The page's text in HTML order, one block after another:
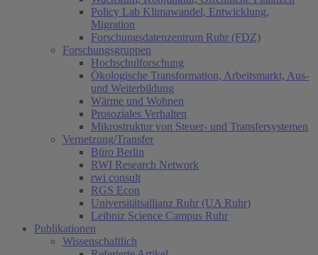
Policy Lab Klimawandel, Entwicklung,
Migration
Forschungsdatenzentrum Ruhr (FDZ)
Forschungsgruppen
Hochschulforschung
Ökologische Transformation, Arbeitsmarkt, Aus-
und Weiterbildung
Wärme und Wohnen
Prosoziales Verhalten
Mikrostruktur von Steuer- und Transfersystemen
Vernetzung/Transfer
Büro Berlin
RWI Research Network
rwi consult
RGS Econ
Universitätsallianz Ruhr (UA Ruhr)
Leibniz Science Campus Ruhr
Publikationen
Wissenschaftlich